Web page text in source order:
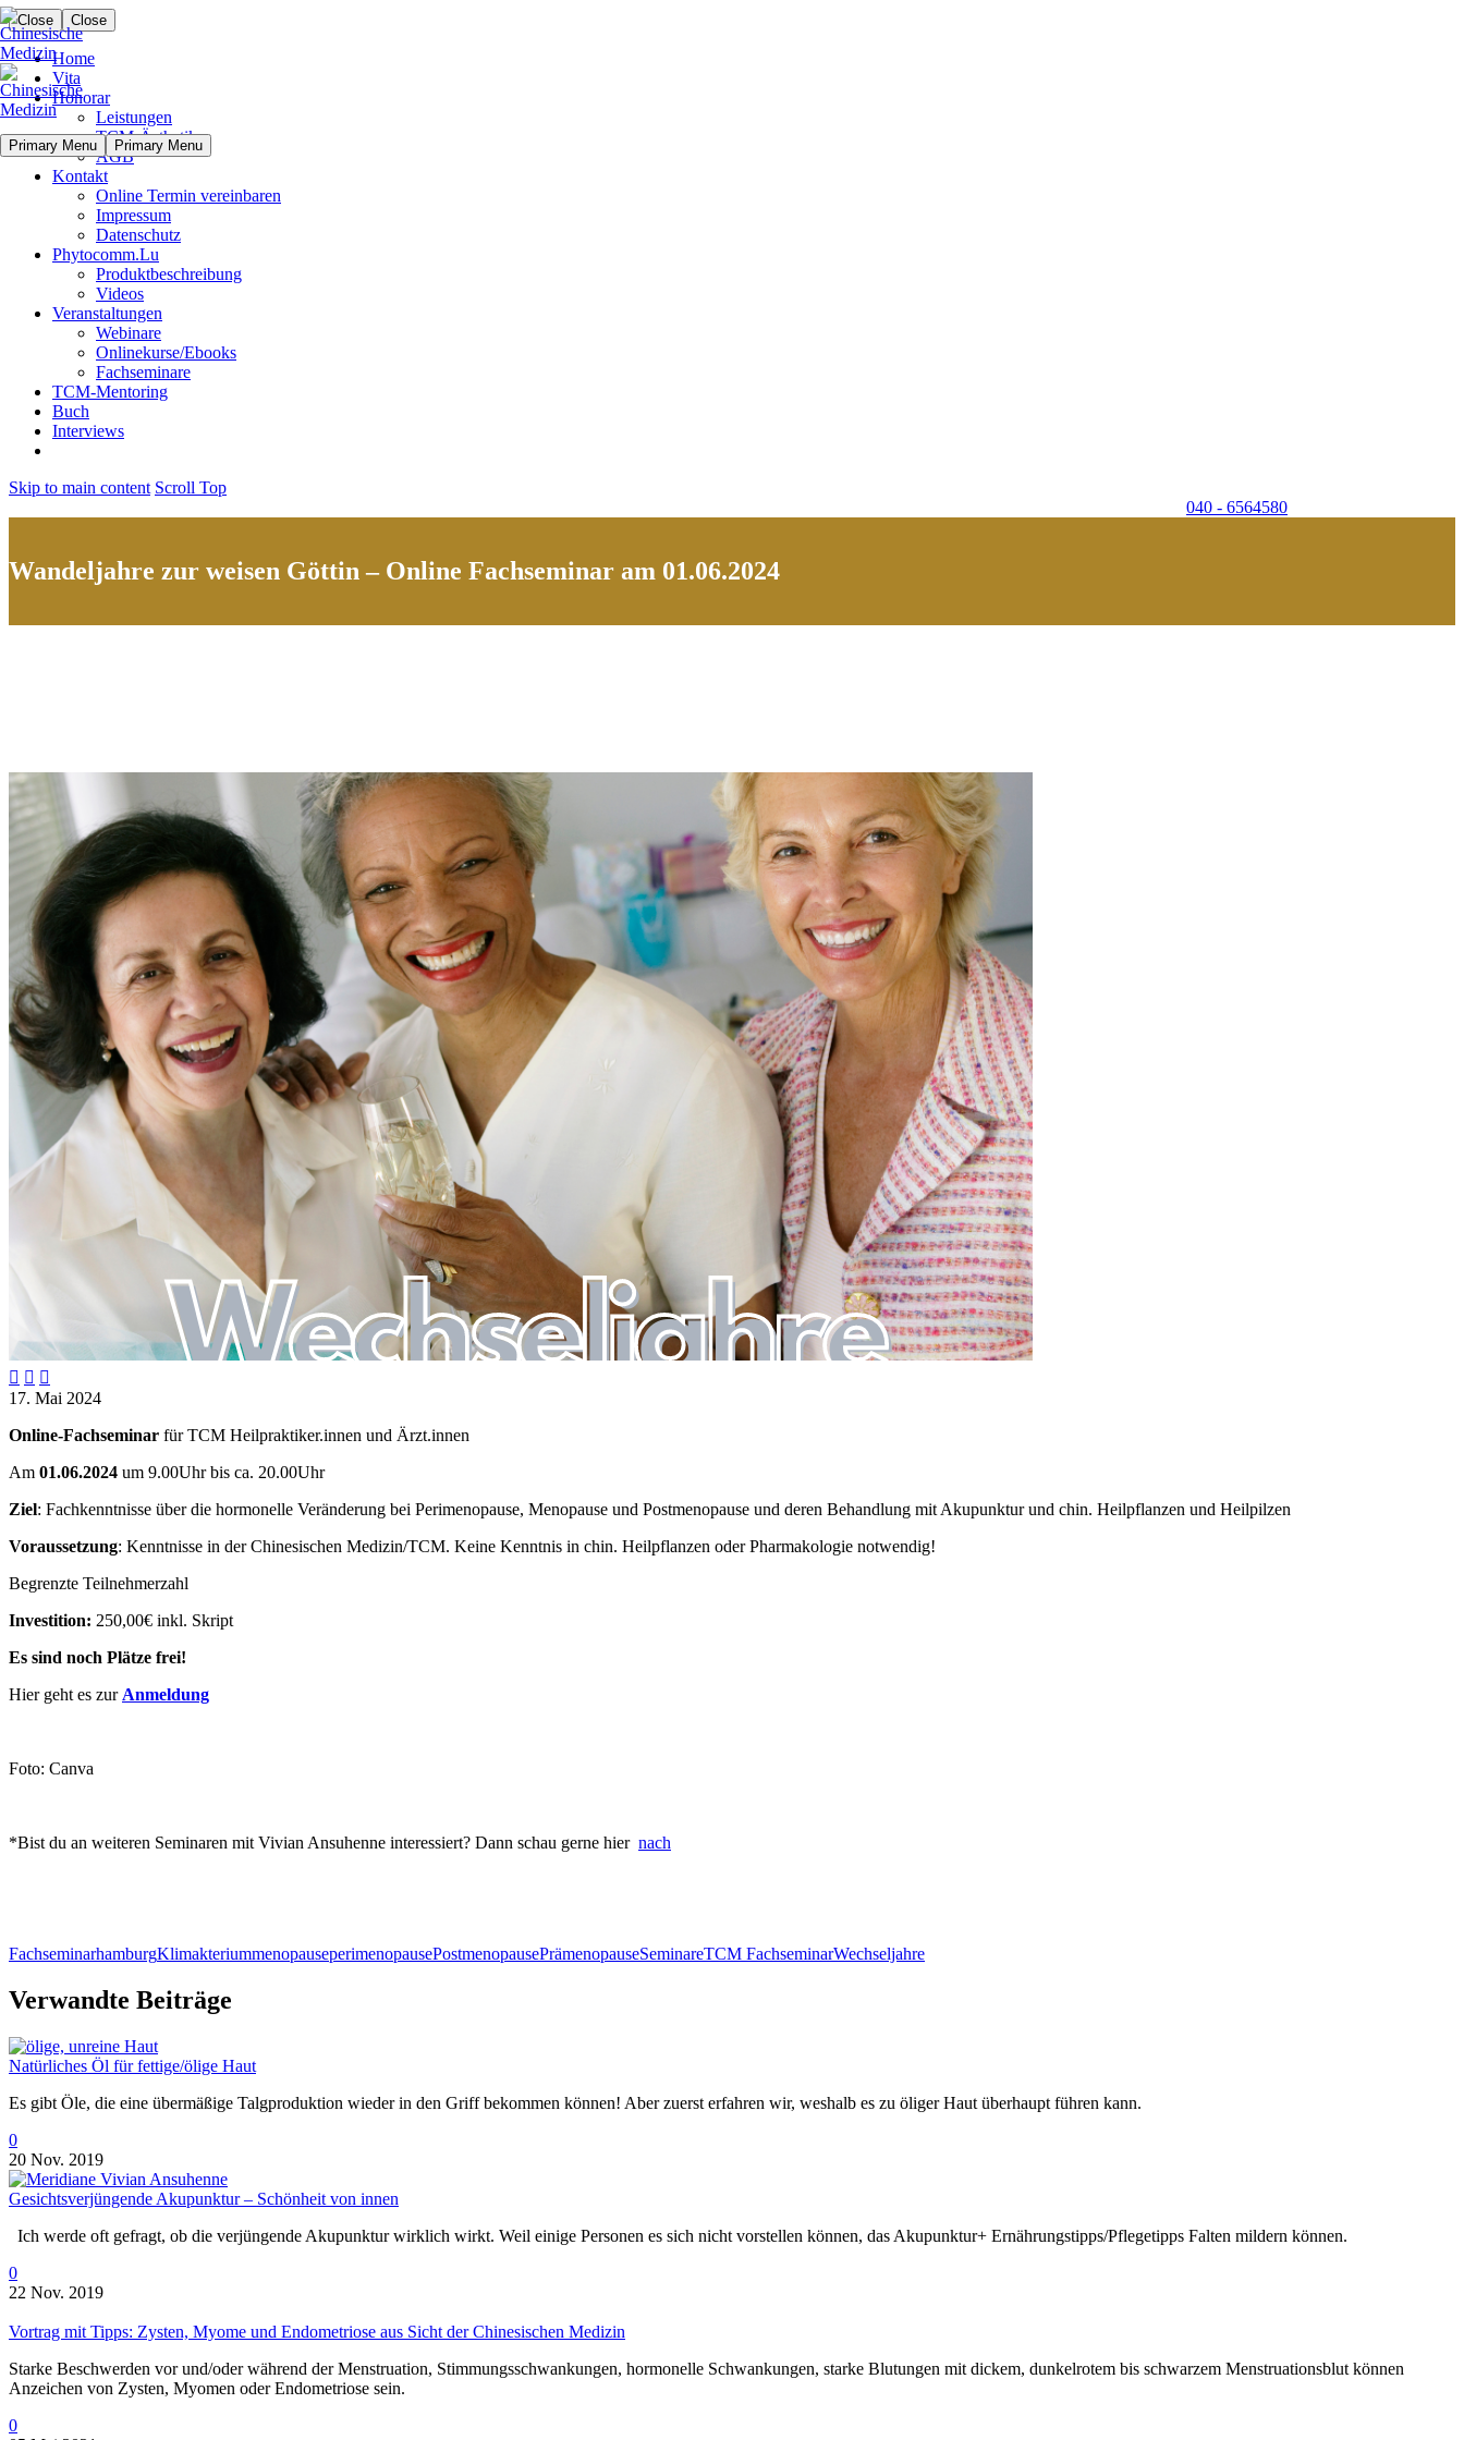
Close Close
Home
Vita
Honorar
Leistungen
TCM-Ästhetik
AGB
Kontakt
Online Termin vereinbaren
Impressum
Datenschutz
Phytocomm.Lu
Produktbeschreibung
Videos
Veranstaltungen
Webinare
Onlinekurse/Ebooks
Fachseminare
TCM-Mentoring
Buch
Interviews
Skip to main content Scroll Top
040 - 6564580
Primary Menu Primary Menu
Wandeljahre zur weisen Göttin – Online Fachseminar am 01.06.2024
  
17. Mai 2024
Online-Fachseminar für TCM Heilpraktiker.innen und Ärzt.innen
Am 01.06.2024 um 9.00Uhr bis ca. 20.00Uhr
Ziel: Fachkenntnisse über die hormonelle Veränderung bei Perimenopause, Menopause und Postmenopause und deren Behandlung mit Akupunktur und chin. Heilpflanzen und Heilpilzen
Voraussetzung: Kenntnisse in der Chinesischen Medizin/TCM. Keine Kenntnis in chin. Heilpflanzen oder Pharmakologie notwendig!
Begrenzte Teilnehmerzahl
Investition: 250,00€ inkl. Skript
Es sind noch Plätze frei!
Hier geht es zur Anmeldung
Foto: Canva
*Bist du an weiteren Seminaren mit Vivian Ansuhenne interessiert? Dann schau gerne hier nach
FachseminarhamburgKlimakteriummenopauseperimenopausePostmenopausePrämenopauseSeminareTCM FachseminarWechseljahre
Verwandte Beiträge
Natürliches Öl für fettige/ölige Haut
Es gibt Öle, die eine übermäßige Talgproduktion wieder in den Griff bekommen können! Aber zuerst erfahren wir, weshalb es zu öliger Haut überhaupt führen kann.
0
20 Nov. 2019
Gesichtsverjüngende Akupunktur – Schönheit von innen
Ich werde oft gefragt, ob die verjüngende Akupunktur wirklich wirkt. Weil einige Personen es sich nicht vorstellen können, das Akupunktur+ Ernährungstipps/Pflegetipps Falten mildern können.
0
22 Nov. 2019
Vortrag mit Tipps: Zysten, Myome und Endometriose aus Sicht der Chinesischen Medizin
Starke Beschwerden vor und/oder während der Menstruation, Stimmungsschwankungen, hormonelle Schwankungen, starke Blutungen mit dickem, dunkelrotem bis schwarzem Menstruationsblut können
Anzeichen von Zysten, Myomen oder Endometriose sein.
0